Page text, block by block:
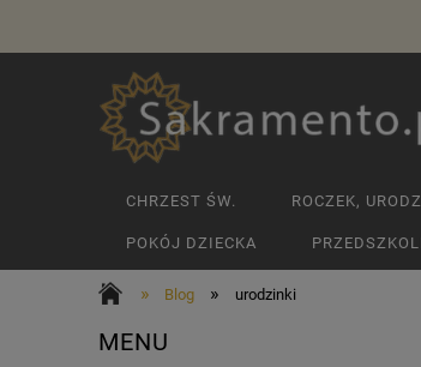
CHRZEST ŚW. ROCZEK,
POKÓJ DZIECKA
» Blog » urodzinki
MENU